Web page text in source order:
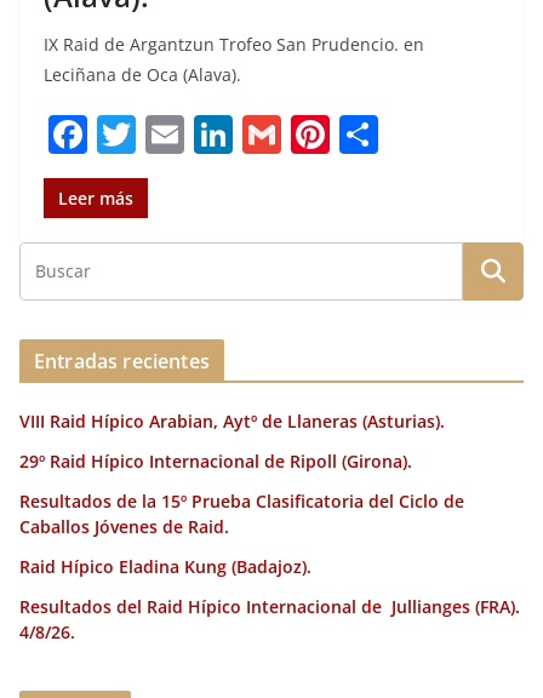
IX Raid de Argantzun Trofeo San Prudencio. en
Leciñana de Oca (Alava).
F
a
c
e
b
o
o
k
T
w
it
te
r
E
l
Li
e
dI
G
l
Pi
re
st
p
a
ir
Leer más
Entradas recientes
VIII Raid Hípico Arabian, Aytº de Llaneras (Asturias).
29º Raid Hípico Internacional de Ripoll (Girona).
Resultados de la 15º Prueba Clasificatoria del Ciclo de
Caballos Jóvenes de Raid.
Raid Hípico Eladina Kung (Badajoz).
Resultados del Raid Hípico Internacional de Jullianges (FRA).
4/8/26.